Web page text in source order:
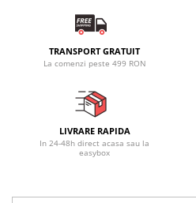
TRANSPORT GRATUIT
La comenzi peste 499 RON
LIVRARE RAPIDA
In 24-48h direct acasa sau la
easybox